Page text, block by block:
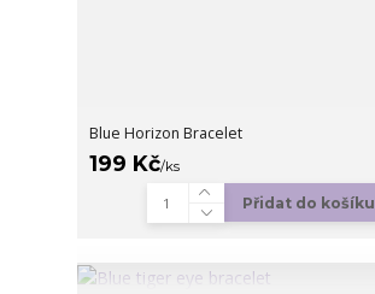
Blue Horizon Bracelet
199 Kč/ks
Přidat do košíku